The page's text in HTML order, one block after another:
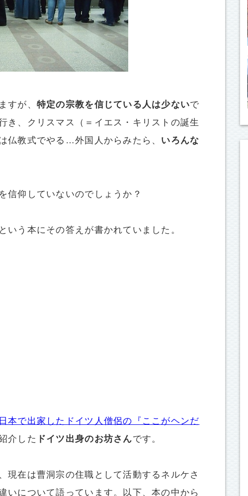
すが、 特定の宗教を信じている人は少ないで
き、クリスマス（＝イエス・キリストの誕生
仏教式でやる…外国人からみたら、 いろんな
信仰していないのでしょうか？
いう本にその答えが書かれていました。
本で出家したドイツ人僧侶の『ここがヘンだ
介した ドイツ出身のお坊さんです。
現在は曹洞宗の住職として活動するネルケさ
いについて語っています。以下、本の中から